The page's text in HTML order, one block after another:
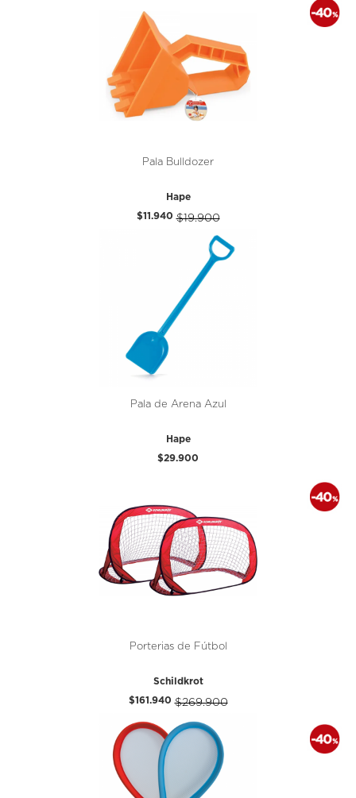
Pala Bulldozer
Hape
$11.940 $19.900
Pala de Arena Azul
Hape
$29.900
Porterias de Fútbol
Schildkrot
$161.940 $269.900